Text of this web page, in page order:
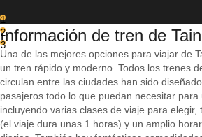
1
2
3
Información de tren de
Una de las mejores opciones para viajar de
un tren rápido y moderno. Todos los trenes
circulan entre las ciudades han sido
pasajeros todo lo que puedan necesitar para
incluyendo varias clases de viaje para
(el viaje dura unas 1 horas) y un amplio